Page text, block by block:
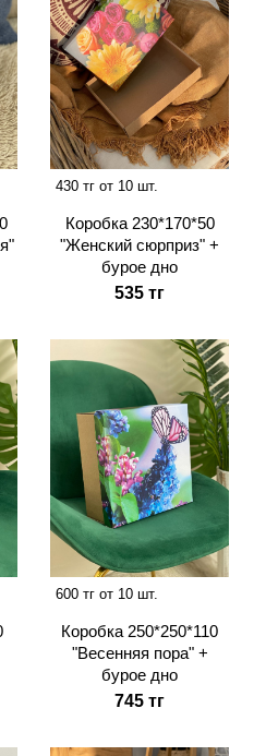
430 тг от 10 шт.
Коробка 230*170*50
"Женский сюрприз" +
бурое дно
535 тг
600 тг от 10 шт.
Коробка 250*250*110
"Весенняя пора" +
бурое дно
745 тг